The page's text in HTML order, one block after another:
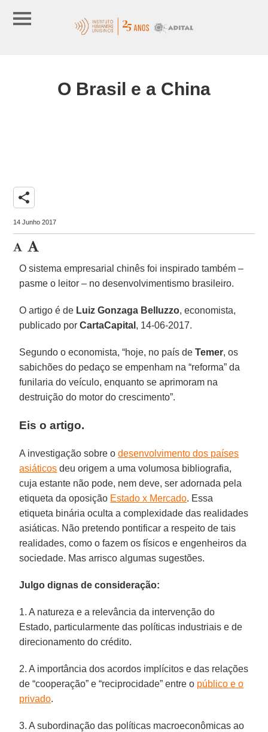
O Brasil e a China
share
14 Junho 2017
O sistema empresarial chinês foi inspirado também –
pasme o leitor – no desenvolvimentismo brasileiro.
O artigo é de Luiz Gonzaga Belluzzo, economista,
publicado porCartaCapital , 14-06-2017.
Segundo o economista, “hoje, no país deTemer, os
sabichões do pedaço se empenham na “reforma” da
funilaria do veículo, enquanto se aprimoram na
destruição do motor do crescimento”.
Eis o artigo.
A investigação sobre odesenvolvimento dos países
asiáticos deu origem a uma volumosa bibliografia,
cuja estante não pode, nem deve, ser adornada pela
etiqueta da oposição Estado x Mercado. Essa
etiqueta binária oculta a complexidade das realidades
asiáticas. Não pretendo pontificar a respeito de tais
realidades, como o fazem os físicos e engenheiros da
sociedade. Mas arrisco algumas sugestões.
Julgo dignas de consideração:
1. A natureza e a relevância da intervenção do
Estado, particularmente das políticas industriais e de
direcionamento do crédito.
2. A importância dos acordos implícitos e das relações
de “cooperação” e “reciprocidade” entre o público e o
privado.
3. A subordinação das políticas macroeconômicas ao